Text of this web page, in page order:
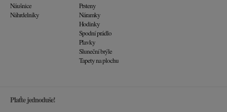
Náušnice
Náhrdelníky
Prsteny
Náramky
Hodinky
Spodní prádlo
Plavky
Sluneční brýle
Tapety na plochu
Plaťte jednoduše!